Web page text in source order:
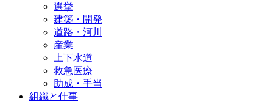
選挙
建築・開発
道路・河川
産業
上下水道
救急医療
助成・手当
組織と仕事